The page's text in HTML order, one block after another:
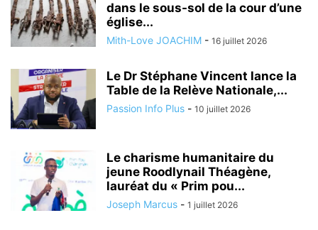
dans le sous-sol de la cour d’une
église...
Mith-Love JOACHIM - 16 juillet 2026
Le Dr Stéphane Vincent lance la
Table de la Relève Nationale,...
Passion Info Plus - 10 juillet 2026
Le charisme humanitaire du
jeune Roodlynail Théagène,
lauréat du « Prim pou...
Joseph Marcus - 1 juillet 2026